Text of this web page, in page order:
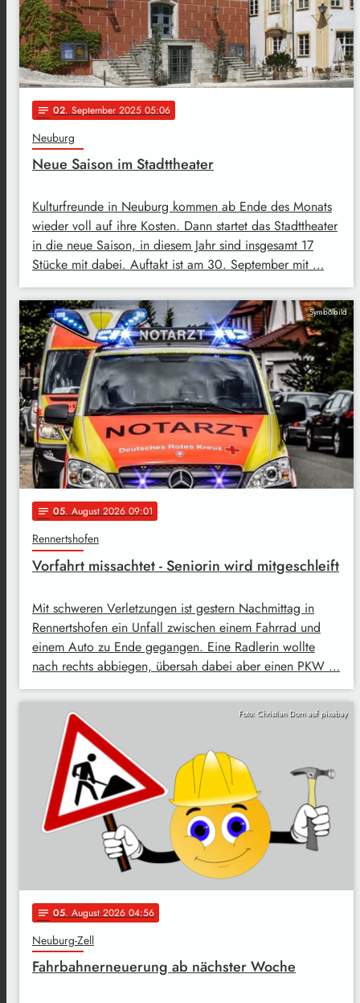
notes 02. September 2025 05:06
Neuburg
Neue Saison im Stadttheater
Kulturfreunde in Neuburg kommen ab Ende des Monats
wieder voll auf ihre Kosten. Dann startet das Stadttheater
in die neue Saison, in diesem Jahr sind insgesamt 17
Stücke mit dabei. Auftakt ist am 30. September mit …
Symbolbild
notes 05. August 2026 09:01
Rennertshofen
Vorfahrt missachtet - Seniorin wird mitgeschleift
Mit schweren Verletzungen ist gestern Nachmittag in
Rennertshofen ein Unfall zwischen einem Fahrrad und
einem Auto zu Ende gegangen. Eine Radlerin wollte
nach rechts abbiegen, übersah dabei aber einen PKW …
Foto: Christian Dorn auf pixabay
notes 05. August 2026 04:56
Neuburg-Zell
Fahrbahnerneuerung ab nächster Woche